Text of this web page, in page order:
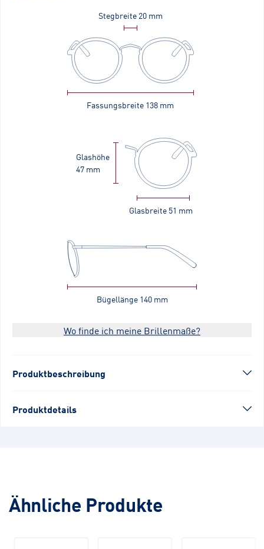
Stegbreite 20 mm
Fassungsbreite 138 mm
Glasbreite 51 mm
Glashöhe
47 mm
Bügellänge 140 mm
Wo finde ich meine Brillenmaße?
Produktbeschreibung
Produktdetails
Ähnliche Produkte